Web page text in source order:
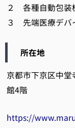
２ 各種自動包装
３ 先端医療デバ
所在地
京都市下京区中
館4階
https://